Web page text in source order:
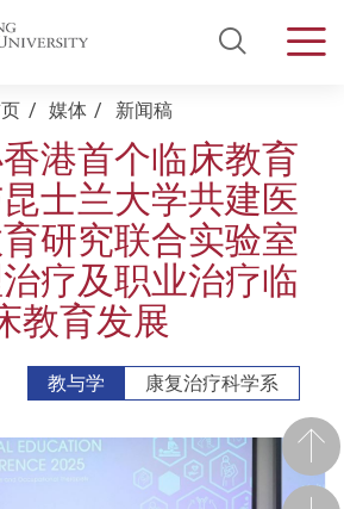
Open
媒体 新闻稿
港首个临床教育
士兰大学共建医
研究联合实验室
疗及职业治疗临
教育发展
教与学 康复治疗科学系
前